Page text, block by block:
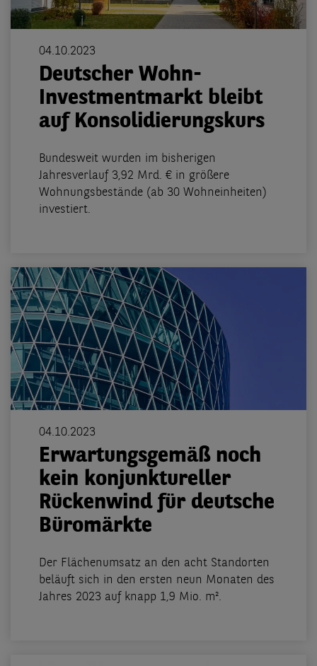
04.10.2023
Deutscher Wohn-
Investmentmarkt bleibt
auf Konsolidierungskurs
Bundesweit wurden im bisherigen
Jahresverlauf 3,92 Mrd. € in größere
Wohnungsbestände (ab 30 Wohneinheiten)
investiert.
04.10.2023
Erwartungsgemäß noch
kein konjunktureller
Rückenwind für deutsche
Büromärkte
Der Flächenumsatz an den acht Standorten
beläuft sich in den ersten neun Monaten des
Jahres 2023 auf knapp 1,9 Mio. m².